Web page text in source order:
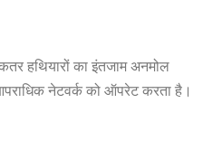
हथियारों का इंतजाम अनमोल
नेटवर्क को ऑपरेट करता है।